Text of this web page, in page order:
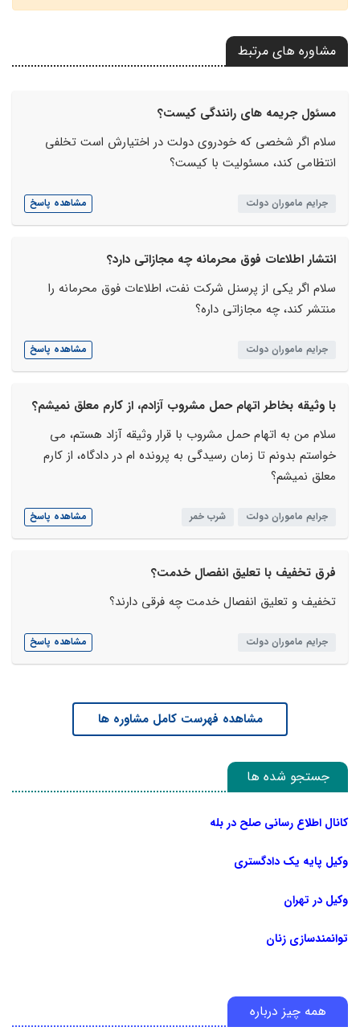
مشاوره های مرتبط
مسئول جریمه های رانندگی کیست؟
سلام اگر شخصی که خودروی دولت در اختیارش است تخلفی
انتظامی کند، مسئولیت با کیست؟
جرایم ماموران دولت مشاهده پاسخ
انتشار اطلاعات فوق محرمانه چه مجازاتی دارد؟
سلام اگر یکی از پرسنل شرکت نفت، اطلاعات فوق محرمانه را
منتشر کند، چه مجازاتی داره؟
جرایم ماموران دولت مشاهده پاسخ
با وثیقه بخاطر اتهام حمل مشروب آزادم، از کارم معلق نمیشم؟
سلام من به اتهام حمل مشروب با قرار وثیقه آزاد هستم، می
خواستم بدونم تا زمان رسیدگی به پرونده ام در دادگاه، از کارم
معلق نمیشم؟
جرایم ماموران دولت شرب خمر مشاهده پاسخ
فرق تخفیف با تعلیق انفصال خدمت؟
تخفیف و تعلیق انفصال خدمت چه فرقی دارند؟
جرایم ماموران دولت مشاهده پاسخ
مشاهده فهرست کامل مشاوره ها
جستجو شده ها
کانال اطلاع رسانی صلح در بله
وکیل پایه یک دادگستری
وکیل در تهران
توانمندسازی زنان
همه چیز درباره